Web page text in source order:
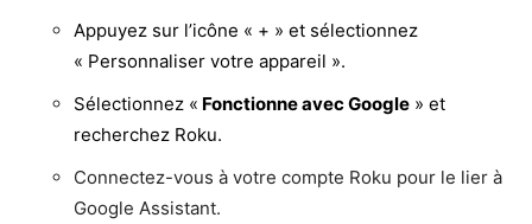
Appuyez sur l’icône « + » et sélectionnez
« Personnaliser votre appareil ».
Sélectionnez « Fonctionne avec Google » et
recherchez Roku.
Connectez-vous à votre compte Roku pour le lier à
Google Assistant.